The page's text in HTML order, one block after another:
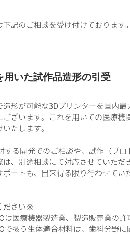
記のご相談を受け付けております
用いた試作品造形の引受
形が可能な3Dプリンターを国内
ざいます。これを用いての医療
たします。
する開発でのご相談や、試作（プ
、別途相談にて対応させていただ
ートも、出来得る限り行わせてい
ださい※
は医療機器製造業、製造販売業の
で扱う生体適合材料は、歯科分野